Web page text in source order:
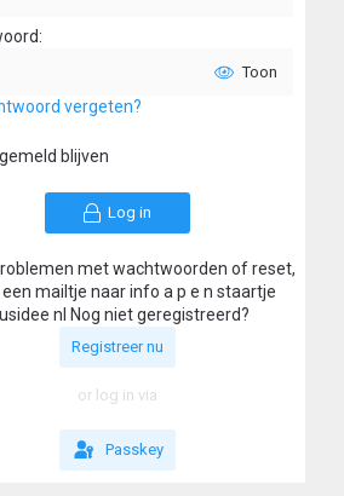
Toon
vergeten?
blijven
Log in
met wachtwoorden of reset,
mailtje naar info a p e n staartje
nl Nog niet geregistreerd?
Registreer nu
or log in via
Passkey